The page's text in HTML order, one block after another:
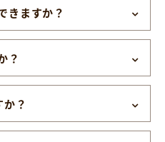
きますか？
？
？